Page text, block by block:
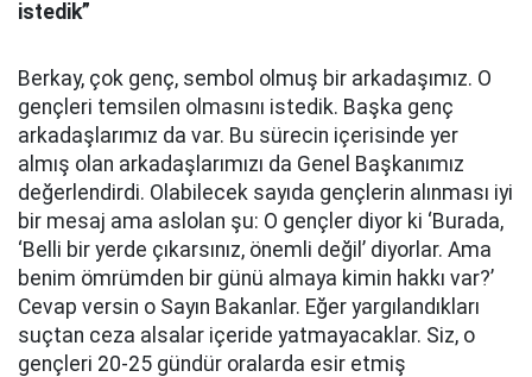
istedik”
Berkay, çok genç, sembol olmuş bir arkadaşımız. O
gençleri temsilen olmasını istedik. Başka genç
arkadaşlarımız da var. Bu sürecin içerisinde yer
almış olan arkadaşlarımızı da Genel Başkanımız
değerlendirdi. Olabilecek sayıda gençlerin alınması iyi
bir mesaj ama aslolan şu: O gençler diyor ki ‘Burada,
‘Belli bir yerde çıkarsınız, önemli değil’ diyorlar. Ama
benim ömrümden bir günü almaya kimin hakkı var?’
Cevap versin o Sayın Bakanlar. Eğer yargılandıkları
suçtan ceza alsalar içeride yatmayacaklar. Siz, o
gençleri 20-25 gündür oralarda esir etmiş